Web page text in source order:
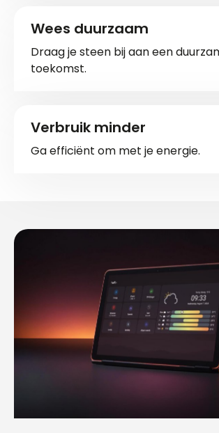
Wees duurzaam
Draag je steen bij aan een
toekomst.
Verbruik minder
Ga efficiënt om met je energie.